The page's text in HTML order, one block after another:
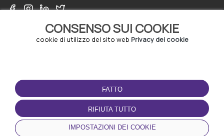
CONSENSO SUI COOKIE
cookie di utilizzo del sito web Privacy dei cookie
FATTO
RIFIUTA TUTTO
IMPOSTAZIONI DEI COOKIE
CONDIZIONI D'USO
Termini e Condizioni
Politica sulla riservatezza
Gestione dei Cookie
SCARICA L'APP